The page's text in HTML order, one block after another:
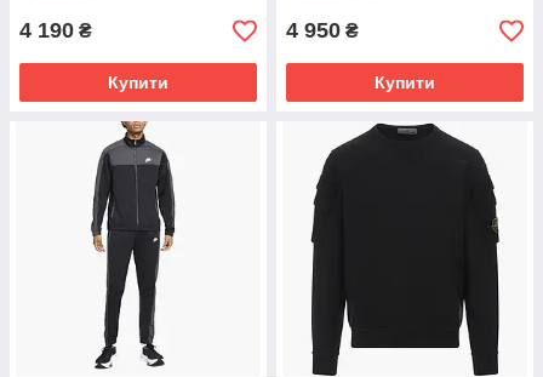
4 190 ₴
Купити
4 950 ₴
Купити